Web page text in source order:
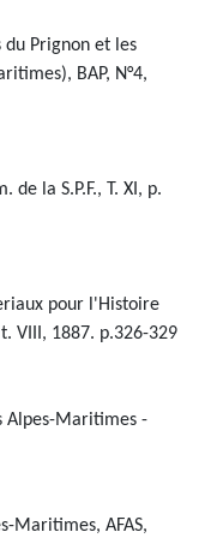
du Prignon et les
BAP, N°4,
la S.P.F., T. XI, p.
pour l'Histoire
VIII, 1887. p.326-329
Alpes-Maritimes -
Maritimes, AFAS,